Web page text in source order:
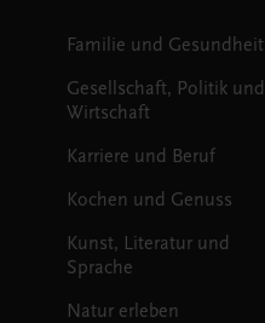
Familie und Gesundheit
Gesellschaft, Politik und
Wirtschaft
Karriere und Beruf
Kochen und Genuss
Kunst, Literatur und
Sprache
Natur erleben